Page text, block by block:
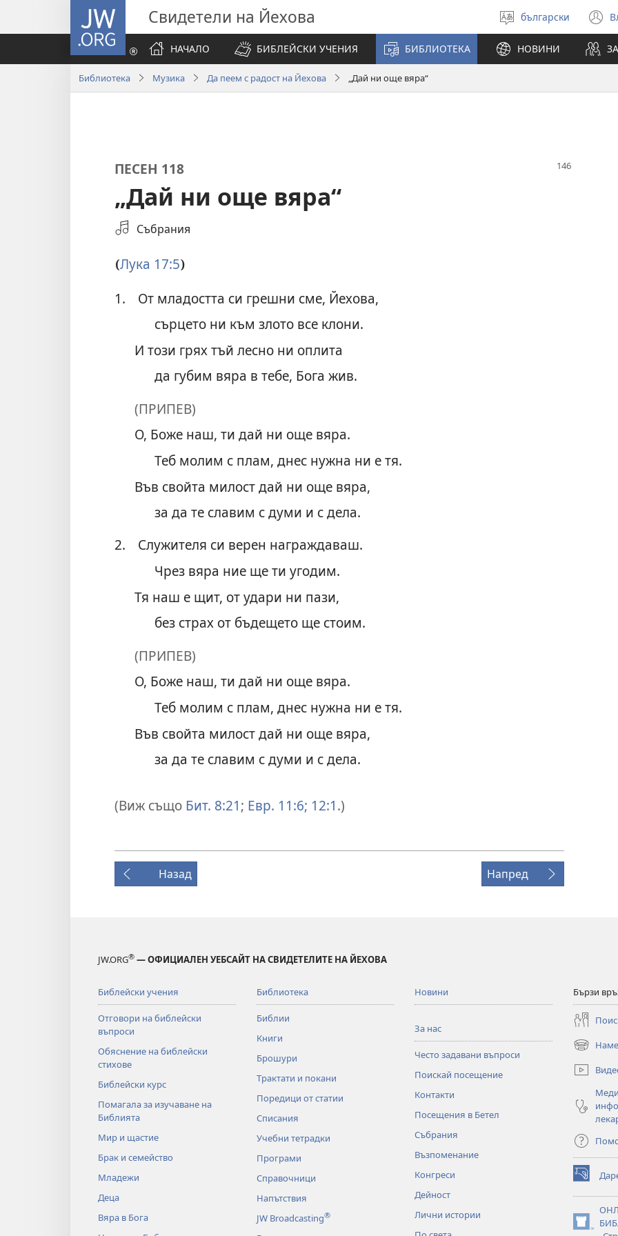
JW.ORG Свидетели на Йехова
Избери
език
български
НАЧАЛО
БИБЛЕЙСКИ УЧЕНИЯ БИБЛИОТЕКА НОВИНИ
Библиотека Музика Да пеем с радост на Йехова „Дай ни още вяра“
ПЕСЕН 118
„Дай ни още вяра“
ИзбериСъбрания
(Лука 17:5)
1.
От младостта си грешни сме, Йехова,
сърцето ни към злото все клони.
И този грях тъй лесно ни оплита
да губим вяра в тебе, Бога жив.
(ПРИПЕВ)
О, Боже наш, ти дай ни още вяра.
Теб молим с плам, днес нужна ни е тя.
Във свойта милост дай ни още вяра,
за да те славим с думи и с дела.
2.
Служителя си верен награждаваш.
Чрез вяра ние ще ти угодим.
Тя наш е щит, от удари ни пази,
без страх от бъдещето ще стоим.
(ПРИПЕВ)
О, Боже наш, ти дай ни още вяра.
Теб молим с плам, днес нужна ни е тя.
Във свойта милост дай ни още вяра,
за да те славим с думи и с дела.
(Виж също Бит. 8:21; Евр. 11:6; 12:1.)
Назад Напред
JW.ORG® — ОФИЦИАЛЕН УЕБСАЙТ НА СВИДЕТЕЛИТЕ НА ЙЕХОВА
Библейски учения
Отговори на библейски
въпроси
Обяснение на библейски
стихове
Библейски курс
Помагала за изучаване на
Библията
Мир и щастие
Брак и семейство
Младежи
Деца
Вяра в Бога
Библиотека
Библии
Книги
Брошури
Трактати и покани
Поредици от статии
Списания
Учебни тетрадки
Програми
Справочници
Напътствия
JW Broadcasting®
Новини
За нас
Често задавани въпроси
Поискай посещение
Контакти
Посещения в Бетел
Събрания
Възпоменание
Конгреси
Дейност
Лични истории
Бързи
(отваря
нов
прозорец)
(отваря
нов
прозорец)
(отваря